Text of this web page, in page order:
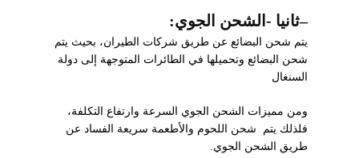
–ثانيا -الشحن الجوي:
يتم شحن البضائع عن طريق شركات الطيران، بحيث يتم
شحن البضائع وتحميلها في الطائرات المتوجهة إلى دولة
السنغال
ومن مميزات الشحن الجوي السرعة وارتفاع التكلفة،
فلذلك يتم شحن اللحوم والأطعمة سريعة الفساد عن
طريق الشحن الجوي.